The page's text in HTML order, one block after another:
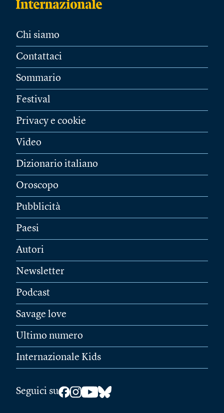
Chi siamo
Contattaci
Sommario
Festival
Privacy e cookie
Video
Dizionario italiano
Oroscopo
Pubblicità
Paesi
Autori
Newsletter
Podcast
Savage love
Ultimo numero
Internazionale Kids
Seguici su